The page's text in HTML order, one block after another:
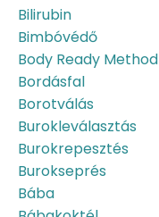
Bilirubin
Bimbóvédő
Body Ready Method
Bordásfal
Borotválás
Burokleválasztás
Burokrepesztés
Burokseprés
Bába